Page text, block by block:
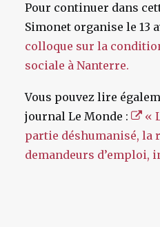
Pour continuer dans
Simonet organise le 13
colloque sur la
sociale à Nanterre.
Vous pouvez lire
journal Le Monde :
«
partie déshumanisé, la
demandeurs d’emploi,